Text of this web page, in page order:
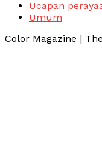
Ucapan
Umum
Color Magazine |